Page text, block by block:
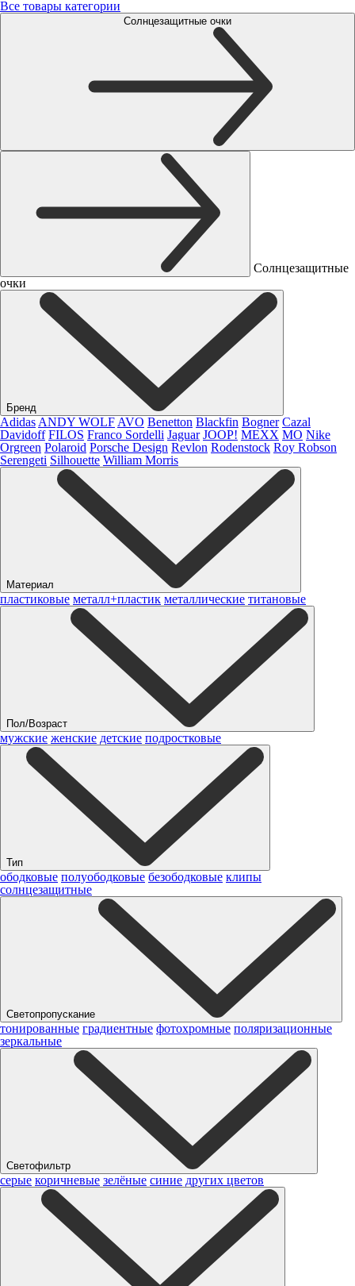
Все товары категории
Солнцезащитные очки
Солнцезащитные
очки
Бренд
Adidas ANDY WOLF AVO Benetton Blackfin Bogner Cazal
Davidoff FILOS Franco Sordelli Jaguar JOOP! MEXX MO Nike
Orgreen Polaroid Porsche Design Revlon Rodenstock Roy Robson
Serengeti Silhouette William Morris
Материал
пластиковые металл+пластик металлические титановые
Пол/Возраст
мужские женские детские подростковые
Тип
ободковые полуободковые безободковые клипы
солнцезащитные
Светопропускание
тонированные градиентные фотохромные поляризационные
зеркальные
Светофильтр
серые коричневые зелёные синие других цветов